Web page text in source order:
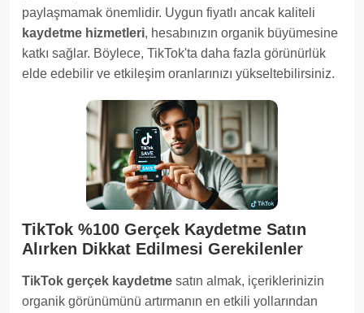
paylaşmamak önemlidir. Uygun fiyatlı ancak kaliteli
kaydetme hizmetleri, hesabınızın organik büyümesine
katkı sağlar. Böylece, TikTok'ta daha fazla görünürlük
elde edebilir ve etkileşim oranlarınızı yükseltebilirsiniz.
TikTok %100 Gerçek Kaydetme Satın
Alırken Dikkat Edilmesi Gerekilenler
TikTok gerçek kaydetme satın almak, içeriklerinizin
organik görünümünü artırmanın en etkili yollarından